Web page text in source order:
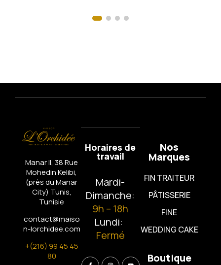
Manar II, 38 Rue
Mohedin Kelibi,
(près du Manar
City) Tunis,
Tunisie
contact@maiso
n-lorchidee.com
+(216) 99 45 45
80
Nos
Marques
FIN TRAITEUR
PÂTISSERIE
FINE
WEDDING CAKE
Boutique
Horaires de
travail
Mardi-
Dimanche:
9h – 18h
Lundi:
Fermé